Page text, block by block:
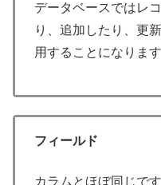
データベースではレ
り、追加したり、更
用することになります
フィールド
カラムとほぼ同じです